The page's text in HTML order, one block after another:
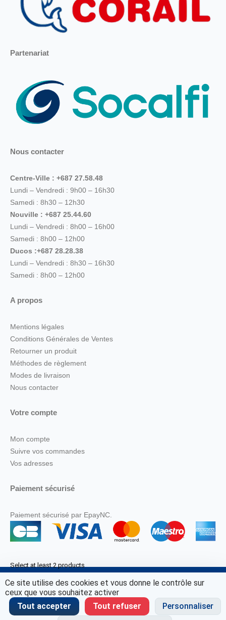
Partenariat
Nous contacter
Centre-Ville : +687 27.58.48
Lundi – Vendredi : 9h00 – 16h30
Samedi : 8h30 – 12h30
Nouville : +687 25.44.60
Lundi – Vendredi : 8h00 – 16h00
Samedi : 8h00 – 12h00
Ducos :+687 28.28.38
Lundi – Vendredi : 8h30 – 16h30
Samedi : 8h00 – 12h00
A propos
Mentions légales
Conditions Générales de Ventes
Retourner un produit
Méthodes de règlement
Modes de livraison
Nous contacter
Votre compte
Mon compte
Suivre vos commandes
Vos adresses
Paiement sécurisé
Paiement sécurisé par EpayNC.
Select at least 2 products
Ce site utilise des cookies et vous donne le contrôle sur
ceux que vous souhaitez activer
Tout accepter
Tout refuser
Personnaliser